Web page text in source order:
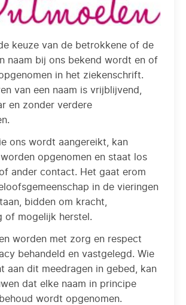
keuze van de betrokkene of de
naam bij ons bekend wordt en of
in het ziekenschrift.
van een naam is vrijblijvend,
en zonder verdere
ons wordt aangereikt, kan
opgenomen en staat los
ander contact. Het gaat erom
in de vieringen
bidden om kracht,
of mogelijk herstel.
worden met zorg en respect
behandeld en vastgelegd. Wie
aan dit meedragen in gebed, kan
dat elke naam in principe
wordt opgenomen.